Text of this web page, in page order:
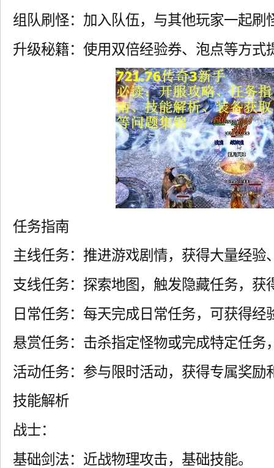
组队刷怪：加入队伍，与其他玩家一起刷
升级秘籍：使用双倍经验券、泡点等方式
任务指南
主线任务：推进游戏剧情，获得大量经验
支线任务：探索地图，触发隐藏任务，获
日常任务：每天完成日常任务，可获得经
悬赏任务：击杀指定怪物或完成特定任务
活动任务：参与限时活动，获得专属奖励
技能解析
战士：
基础剑法：近战物理攻击，基础技能。